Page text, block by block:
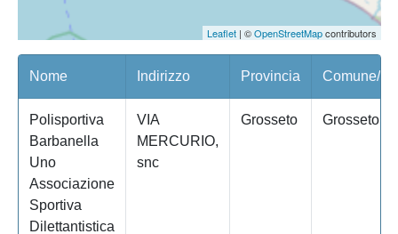
Leaflet| ©OpenStreetMapcontributors
Nome Indirizzo Provincia Comune/
Polisportiva
Barbanella
Uno
Associazione
Sportiva
Dilettantistica
VIA
MERCURIO,
snc
Grosseto Grosseto